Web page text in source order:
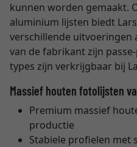
kunnen worden gemaakt.
aluminium lijsten biedt
verschillende uitvoeringen
van de fabrikant zijn
types zijn verkrijgbaar bij
Massief houten fotolijsten
Premium massief
productie
Stabiele profielen met